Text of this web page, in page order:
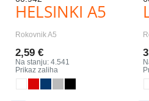
HELSINKI A5
Rokovnik A5
2,59 €
Na stanju: 4.541
Prikaz zaliha